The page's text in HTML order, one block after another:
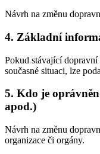
Návrh na změnu
4. Základní
Pokud stávající
současné situaci, lze
5. Kdo je
apod.)
Návrh na změnu
organizace či orgány.